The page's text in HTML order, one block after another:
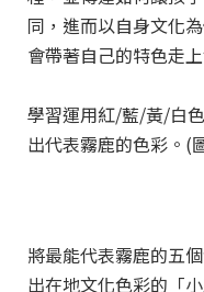
同，進而以自身文化
會帶著自己的特色走
學習運用紅/藍/黃/白
出代表霧鹿的色彩。(
將最能代表霧鹿的五
出在地文化色彩的「